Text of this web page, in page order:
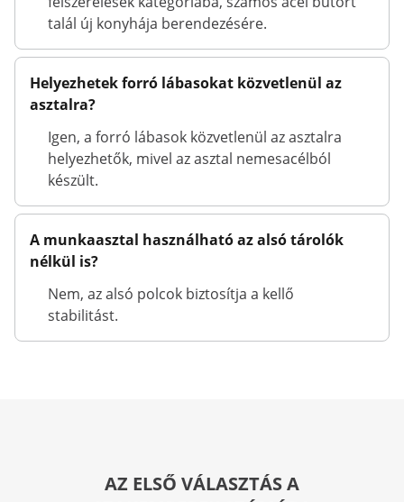
talál új konyhája berendezésére.
Helyezhetek forró lábasokat közvetlenül az
asztalra?
Igen, a forró lábasok közvetlenül az asztalra
helyezhetők, mivel az asztal nemesacélból
készült.
A munkaasztal használható az alsó tárolók
nélkül is?
Nem, az alsó polcok biztosítja a kellő
stabilitást.
AZ ELSŐ VÁLASZTÁS A